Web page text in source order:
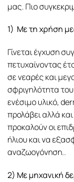
μας. Πιο
1) Με τη χρήση
Γίνεται έγχυση
πετυχαίνοντας
σε νεαρές και
σφριγηλότητα
ενέσιμο υλικό,
προλάβει αλλά
προκαλούν οι
ήλιου και να
αναζωογόνηση..
2) Με μηχανική